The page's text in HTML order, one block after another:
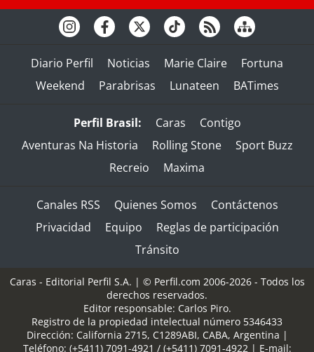
Diario Perfil Noticias Marie Claire
Fortuna
Weekend
Parabrisas Lunateen BATimes
Perfil Brasil: Caras
Contigo
Aventuras Na Historia
Rolling Stone
Sport Buzz
Recreio
Maxima
Canales RSS Quienes Somos
Contáctenos
Privacidad
Equipo
Reglas de participación
Tránsito
Caras - Editorial Perfil S.A. | © Perfil.com 2006-2026 - Todos los
derechos reservados.
Editor responsable: Carlos Piro.
Registro de la propiedad intelectual número 5346433
Dirección: California 2715, C1289ABI, CABA, Argentina |
Teléfono: (+5411) 7091-4921 / (+5411) 7091-4922| E-mail: